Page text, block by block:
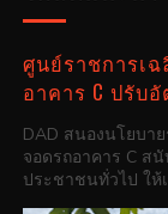
ศูนย์ราชการเ
อาคาร C ปรับ
DAD สนองนโยบา
จอดรถอาคาร C ส
ประชาชนทั่วไป ให้